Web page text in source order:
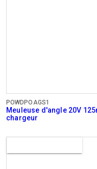
POWDPOAGS1
Meuleuse d'angle 20V
chargeur